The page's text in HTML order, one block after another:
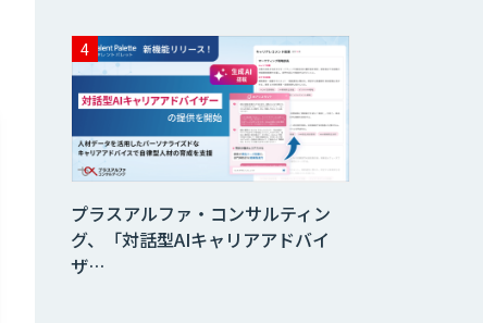
ャットサービス
「ナレフルチャッ
ト」
ローカル
LLM×RAG「Cosnex」
Kurrant.ai
プラスアルファ・コンサルティン
グ、「対話型AIキャリアアドバイ
ザ…